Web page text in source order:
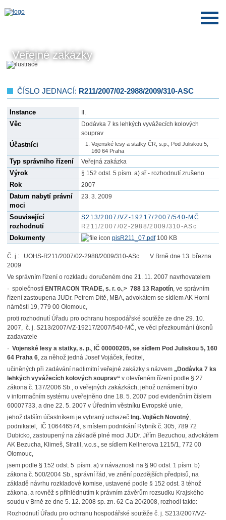
Veřejné zakázky
ČÍSLO JEDNACÍ: R211/2007/02-2988/2009/310-ASC
Instance II.
Věc
Dodávka 7 ks lehkých vyvážecích kolových
souprav
Účastníci
Vojenské lesy a statky ČR, s.p., Pod Juliskou 5,
160 64 Praha
Typ správního řízení Veřejná zakázka
Výrok § 152 odst. 5 písm. a) sř - rozhodnutí zrušeno
Rok 2007
Datum nabytí právní
moci
23. 3. 2009
Související
rozhodnutí
S213/2007/VZ-19217/2007/540-MČ
R211/2007/02-2988/2009/310-ASc
Dokumenty pisR211_07.pdf100 KB
Č. j.: UOHS-R211/2007/02-2988/2009/310-ASc V Brně dne 13. března
2009
Ve správním řízení o rozkladu doručeném dne 21. 11. 2007 navrhovatelem
· společností ENTRACON TRADE, s. r. o.,> 788 13 Rapotín, ve správním
řízení zastoupena JUDr. Petrem Dítě, MBA, advokátem se sídlem AK Horní
náměstí 19, 779 00 Olomouc,
proti rozhodnutí Úřadu pro ochranu hospodářské soutěže ze dne 29. 10.
2007, č. j. S213/2007/VZ-19217/2007/540-MČ, ve věci přezkoumání úkonů
zadavatele
· Vojenské lesy a statky, s. p., IČ 00000205, se sídlem Pod Juliskou 5, 160
64 Praha 6, za něhož jedná Josef Vojáček, ředitel,
učiněných při zadávání nadlimitní veřejné zakázky s názvem „Dodávka 7 ks
lehkých vyvážecích kolových souprav“ v otevřeném řízení podle § 27
zákona č. 137/2006 Sb., o veřejných zakázkách, jehož oznámení bylo
v informačním systému uveřejněno dne 18. 5. 2007 pod evidenčním číslem
60007733, a dne 22. 5. 2007 v Úředním věstníku Evropské unie,
jehož dalším účastníkem je vybraný uchazeč Ing. Vojtěch Novotný,
podnikatel, IČ 106446574, s místem podnikání Rybník č. 305, 789 72
Dubicko, zastoupený na základě plné moci JUDr. Jiřím Bezuchou, advokátem
AK Bezucha, Klimeš, Stratil, v.o.s., se sídlem Kellnerova 1215/1, 772 00
Olomouc,
jsem podle § 152 odst. 5 písm. a) v návaznosti na § 90 odst. 1 písm. b)
zákona č. 500/2004 Sb., správní řád, ve znění pozdějších předpisů, na
základě návrhu rozkladové komise, ustavené podle § 152 odst. 3 téhož
zákona, a rovněž s přihlédnutím k právním závěrům rozsudku Krajského
soudu v Brně ze dne 5. 12. 2008 sp. zn. 62 Ca 20/2008, rozhodl takto:
Rozhodnutí Úřadu pro ochranu hospodářské soutěže č. j. S213/2007/VZ-